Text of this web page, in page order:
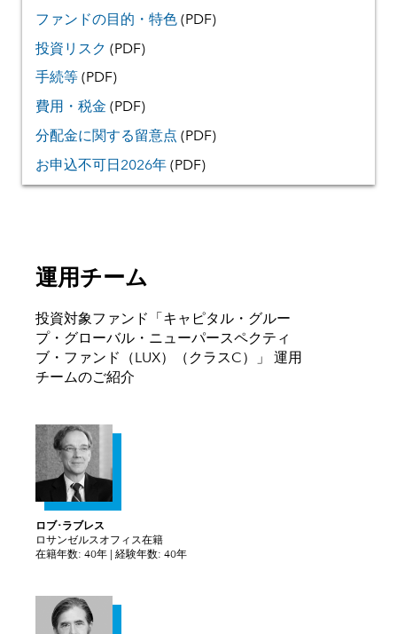
ファンドの目的・特色 (PDF)
投資リスク (PDF)
手続等 (PDF)
費用・税金 (PDF)
分配金に関する留意点 (PDF)
お申込不可日2026年 (PDF)
運用チーム
投資対象ファンド「キャピタル・グルー
プ・グローバル・ニューパースペクティ
ブ・ファンド（LUX）（クラスC）」 運用
チームのご紹介
ロブ･ラブレス
ロサンゼルスオフィス在籍
在籍年数: 40年 | 経験年数: 40年